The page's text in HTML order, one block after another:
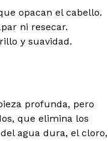
opacan el cabello.
ni resecar.
y suavidad.
profunda, pero
que elimina los
agua dura, el cloro,